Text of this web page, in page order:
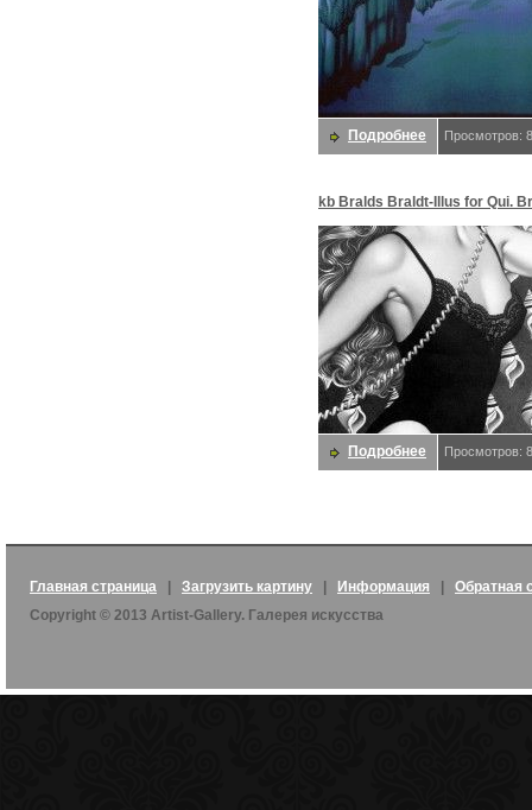
Подробнее Просмотров:
kb Bralds Braldt-Illus for Qui.
Braldt
Подробнее Просмотров:
Главная страница Загрузить картину Информация
Обратная
Copyright © 2013 Artist-Gallery. Галерея искусства